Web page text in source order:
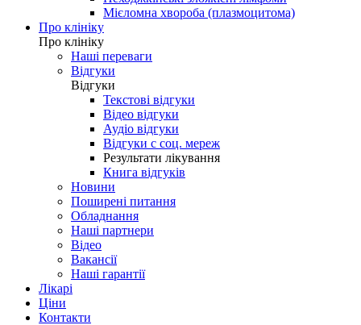
Мієломна хвороба (плазмоцитома)
Про клініку
Про клініку
Наші переваги
Відгуки
Відгуки
Текстові відгуки
Відео відгуки
Аудіо відгуки
Відгуки с соц. мереж
Результати лікування
Книга відгуків
Новини
Поширені питання
Обладнання
Наші партнери
Відео
Вакансії
Наші гарантії
Лікарі
Ціни
Контакти